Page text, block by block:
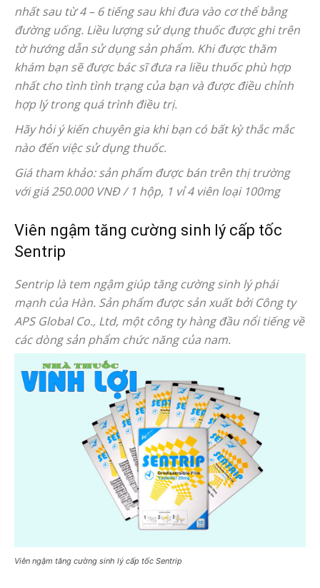
nhất sau từ 4 – 6 tiếng sau khi đưa vào cơ thể bằng
đường uống. Liều lượng sử dụng thuốc được ghi trên
tờ hướng dẫn sử dụng sản phẩm. Khi được thăm
khám bạn sẽ được bác sĩ đưa ra liều thuốc phù hợp
nhất cho tình tình trạng của bạn và được điều chỉnh
hợp lý trong quá trình điều trị.
Hãy hỏi ý kiến chuyên gia khi bạn có bất kỳ thắc mắc
nào đến việc sử dụng thuốc.
Giá tham khảo: sản phẩm được bán trên thị trường
với giá 250.000 VNĐ / 1 hộp, 1 vỉ 4 viên loại 100mg
Viên ngậm tăng cường sinh lý cấp tốc
Sentrip
Sentrip là tem ngậm giúp tăng cường sinh lý phái
mạnh của Hàn. Sản phẩm được sản xuất bởi Công ty
APS Global Co., Ltd, một công ty hàng đầu nổi tiếng về
các dòng sản phẩm chức năng của nam.
Viên ngậm tăng cường sinh lý cấp tốc Sentrip